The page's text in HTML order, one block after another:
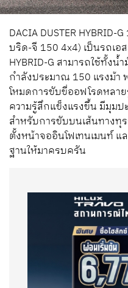
DACIA DUSTER HYBRID-
บริด-จี 150 4x4) เป็นรถเอ
HYBRID-G สามารถใช้ทั้ง
กำลังประมาณ 150 แรงม้า
โหมดการขับขี่ออฟโรดหลา
ความรู้สึกแข็งแรงขึ้น มีมุมป
สำหรับการขับบนเส้นทางทุ
ตั้งหน้าจออินโฟเทนเมนท์
ฐานให้มาครบครัน